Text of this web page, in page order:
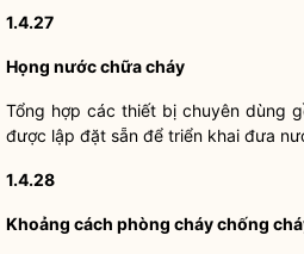
1.4.27
Họng nước chữa cháy
Tổng hợp các thiết bị chuyên dùng
được lập đặt sẵn để triển khai đưa
1.4.28
Khoảng cách phòng cháy chống